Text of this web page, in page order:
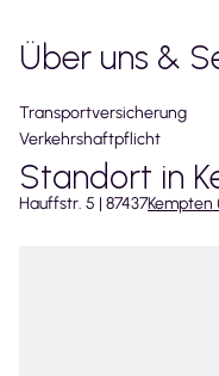
Über uns &
Transportversicherung
Verkehrshaftpflicht
Standort in
Hauffstr. 5 | 87437Kempten